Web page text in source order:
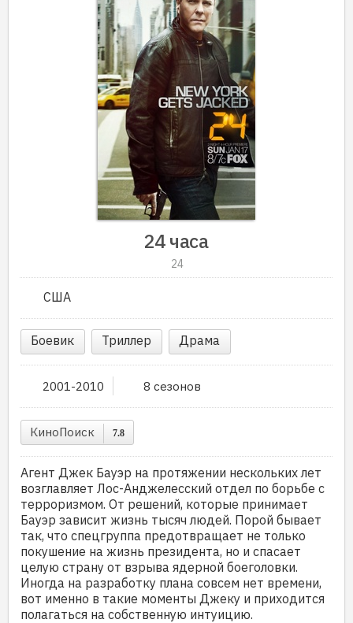
24 часа
24
США
Боевик Триллер Драма
2001-2010 8 сезонов
КиноПоиск 7.8
Агент Джек Бауэр на протяжении нескольких лет
возглавляет Лос-Анджелесский отдел по борьбе с
терроризмом. От решений, которые принимает
Бауэр зависит жизнь тысяч людей. Порой бывает
так, что спецгруппа предотвращает не только
покушение на жизнь президента, но и спасает
целую страну от взрыва ядерной боеголовки.
Иногда на разработку плана совсем нет времени,
вот именно в такие моменты Джеку и приходится
полагаться на собственную интуицию.